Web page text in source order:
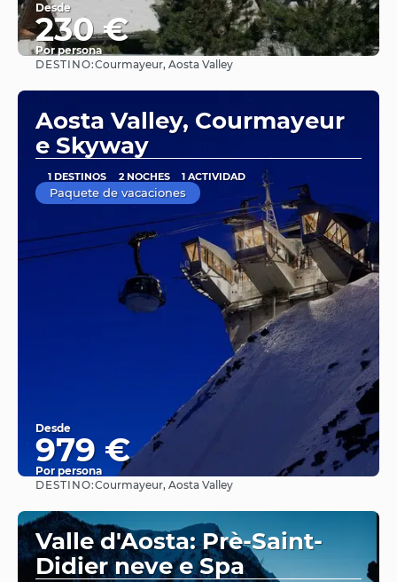
Desde
230 €
Por persona
DESTINO:Courmayeur, Aosta Valley
Aosta Valley, Courmayeur
e Skyway
1 DESTINOS 2 NOCHES 1 ACTIVIDAD
Paquete de vacaciones
Desde
979 €
Por persona
DESTINO:Courmayeur, Aosta Valley
Valle d'Aosta: Prè-Saint-
Didier neve e Spa